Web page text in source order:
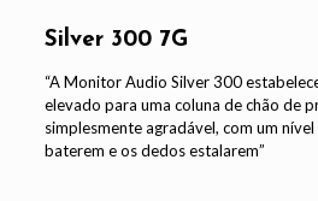
Silver 300 7G
“A Monitor Audio Silver 300
elevado para uma coluna de chão de
simplesmente agradável, com um
baterem e os dedos estalarem”